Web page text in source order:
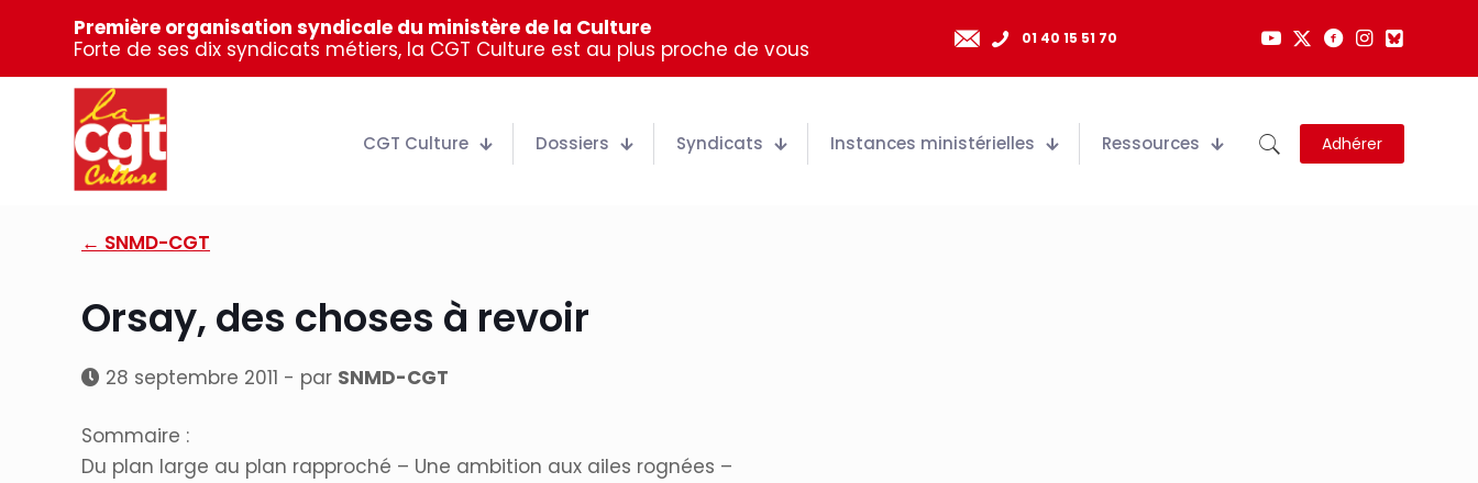
Première organisation syndicale du ministère de la Culture
Forte de ses dix syndicats métiers, la CGT Culture est au plus proche de vous
01 40 15 51 70
CGT Culture Dossiers Syndicats Instances ministérielles Ressources Adhérer
← SNMD-CGT
Orsay, des choses à revoir
28 septembre 2011 - par SNMD-CGT
Sommaire :
Du plan large au plan rapproché – Une ambition aux ailes rognées –